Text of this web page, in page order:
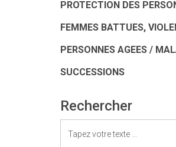
PROTECTION DES
FEMMES BATTUES,
PERSONNES AGEES /
SUCCESSIONS
Rechercher